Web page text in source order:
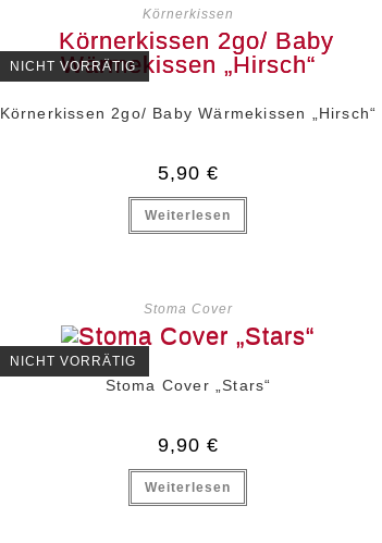
Körnerkissen
NICHT VORRÄTIG
Körnerkissen 2go/ Baby Wärmekissen „Hirsch“
5,90 €
Weiterlesen
Stoma Cover
NICHT VORRÄTIG
Stoma Cover „Stars“
9,90 €
Weiterlesen